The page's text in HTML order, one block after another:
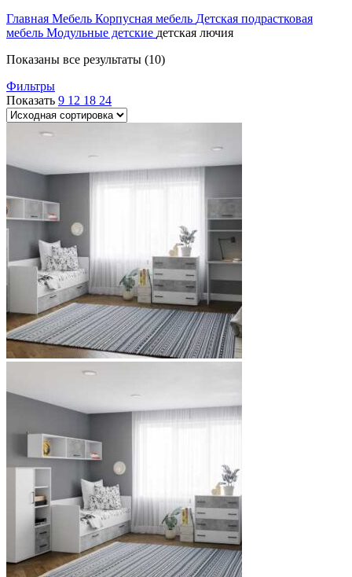
Главная Мебель Корпусная мебель Детская подрастковая
мебель Модульные детские детская лючия
Показаны все результаты (10)
Фильтры
Показать 9 12 18 24